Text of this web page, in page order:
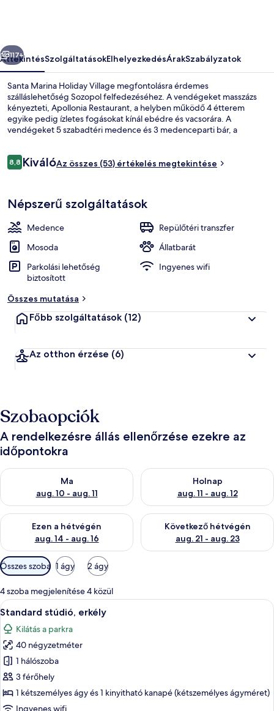
Következő
117+
ÁttekintésSzolgáltatásokElhelyezkedésÁrakSzabályzatok
Santa Marina Holiday Village megfontolásra érdemes
szálláslehetőség Sozopol felfedezéséhez. A vendégeket masszázs
kényezteti, Apollonia Restaurant, a helyben működő 4 étterem
egyike pedig ízletes fogásokat kínál ebédre és vacsorára. A
vendégeket 5 szabadtéri medence és 3 medenceparti bár, a
Értékelések
8,88,8 ennyiből: 10
KiválóAz összes (53) értékelés megtekintése
Népszerű szolgáltatások
Medence
Repülőtéri transzfer
Mosoda
Állatbarát
Parkolási lehetőség
biztosított
Ingyenes wifi
Összes mutatása
Főbb szolgáltatások (12)
Az otthon érzése (6)
Szobaopciók
A rendelkezésre állás ellenőrzése ezekre az
időpontokra
Ma
aug. 10 - aug. 11
A ma esti rendelkezésre állás ellenőrzése: aug. 10 - aug. 11
Holnap
aug. 11 - aug. 12
A holnapi rendelkezésre állás
Ezen a hétvégén
aug. 14 - aug. 16
A mostani hétvégi rendelkezésre állás ellenőrzése: aug. 14 -
Következő hétvégén
aug. 21 - aug. 23
A következő hétvégi
Szobákhoz
rendelkezésre
álló
szűrők
Összes szoba 1 ágy 2 ágy
4 szoba megjelenítése 4 közül
A
következő
szoba
összes
képének
megtekintése:
Standard
stúdió,
Egy szállodai szoba, amelyben
6
Standard stúdió, erkély
Kilátás a parkra
40 négyzetméter
1 hálószoba
3 férőhely
1 kétszemélyes ágy és 1 kinyitható kanapé (kétszemélyes ágyméret)
Ingyenes wifi